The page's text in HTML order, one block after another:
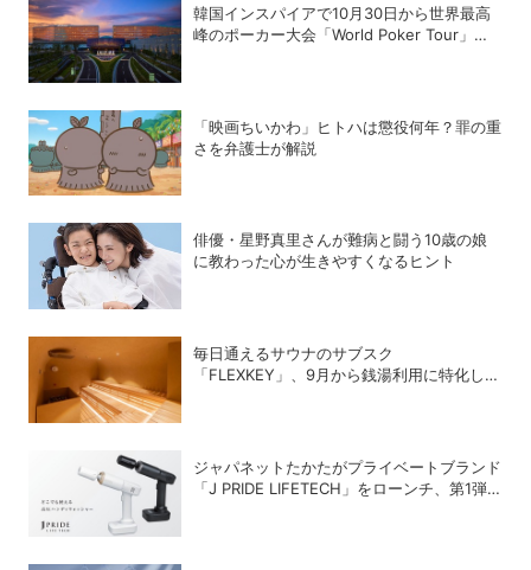
韓国インスパイアで10月30日から世界最高
峰のポーカー大会「World Poker Tour」を
「映画ちいかわ」ヒトハは懲役何年？罪の重
さを弁護士が解説
俳優・星野真里さんが難病と闘う10歳の娘
に教わった心が生きやすくなるヒント
毎日通えるサウナのサブスク
「FLEXKEY」、9月から銭湯利用に特化した
ジャパネットたかたがプライベートブランド
「J PRIDE LIFETECH」をローンチ、第1弾